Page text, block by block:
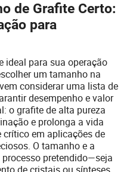
de Grafite Certo:
para
ideal para sua operação
um tamanho na
considerar uma lista de
desempenho e valor
o grafite de alta pureza
e prolonga a vida
em aplicações de
O tamanho e a
pretendido—seja